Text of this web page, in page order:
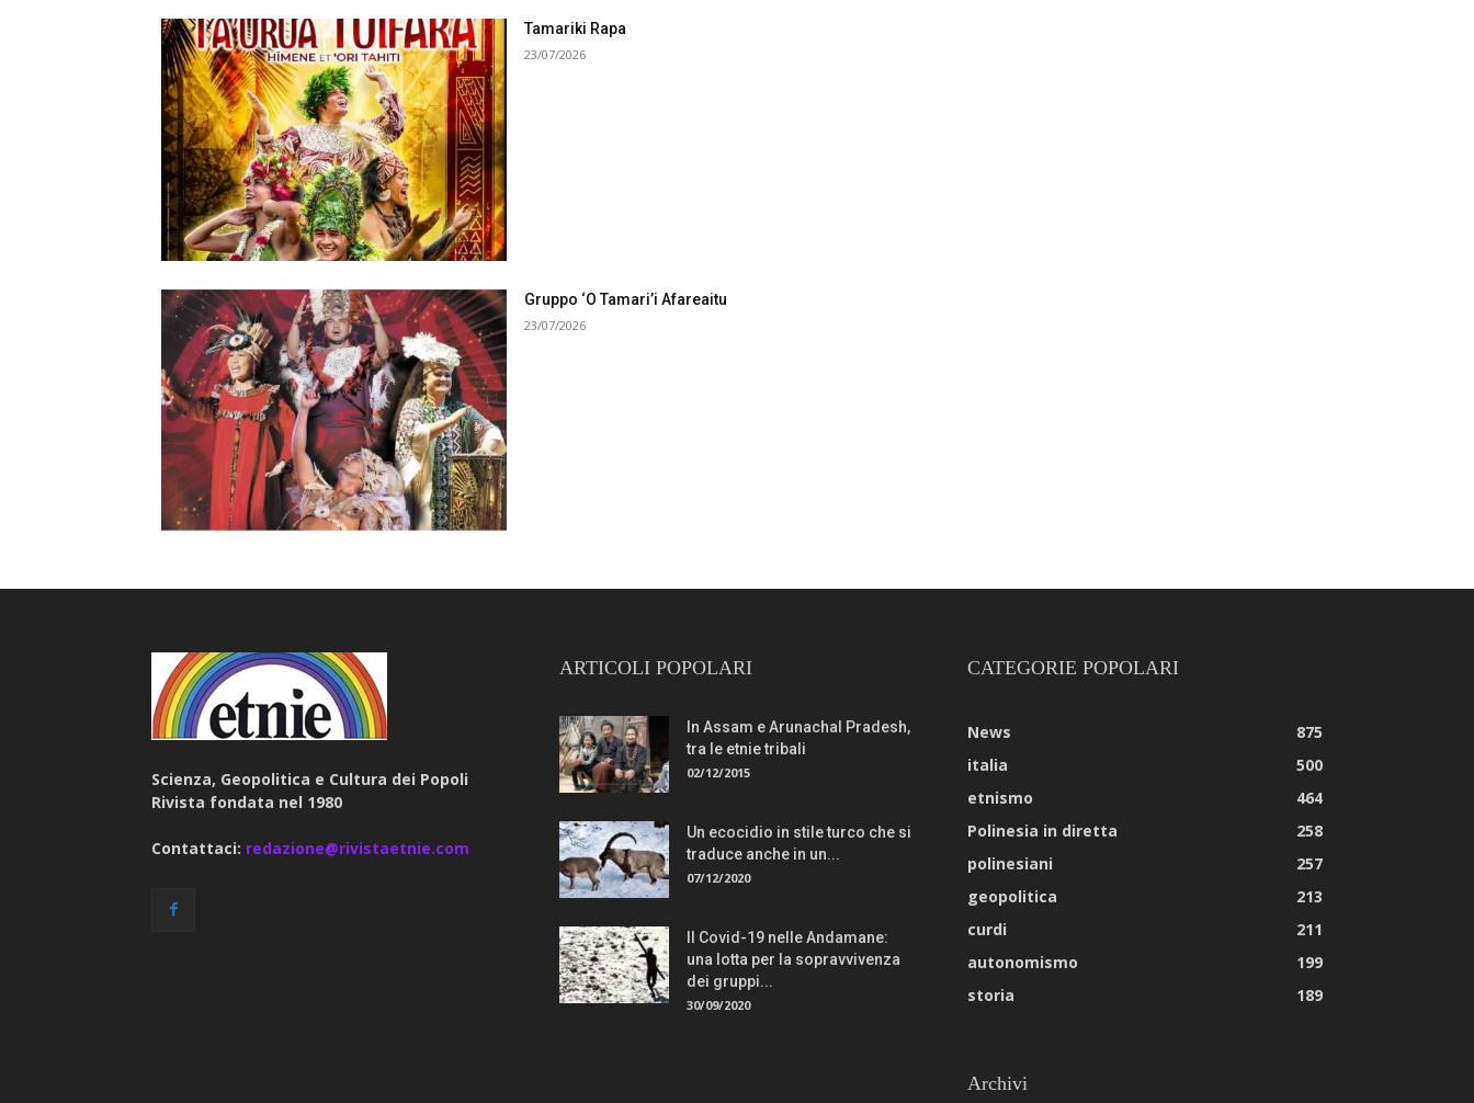
Tamariki Rapa
23/07/2026
Gruppo ‘O Tamari’i Afareaitu
23/07/2026
Scienza, Geopolitica e Cultura dei Popoli
Rivista fondata nel 1980
Contattaci: redazione@rivistaetnie.com
ARTICOLI POPOLARI
In Assam e Arunachal Pradesh,
tra le etnie tribali
02/12/2015
Un ecocidio in stile turco che si
traduce anche in un...
07/12/2020
Il Covid-19 nelle Andamane:
una lotta per la sopravvivenza
dei gruppi...
30/09/2020
CATEGORIE POPOLARI
News
875
italia
500
etnismo
464
Polinesia in diretta
258
polinesiani
257
geopolitica
213
curdi
211
autonomismo
199
storia
189
Archivi